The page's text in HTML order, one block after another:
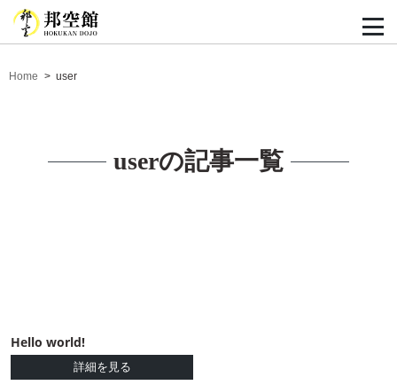
Home user
userの記事一覧
Hello world!
詳細を見る